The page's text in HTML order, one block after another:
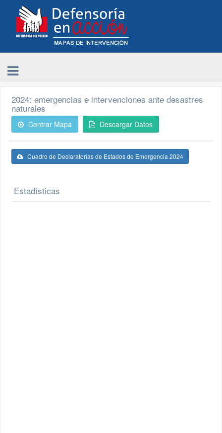
2024: emergencias e intervenciones ante desastres
naturales
Centrar Mapa Descargar Datos
Cuadro de Declaratorias de Estados de Emergencia 2024
Estadísticas